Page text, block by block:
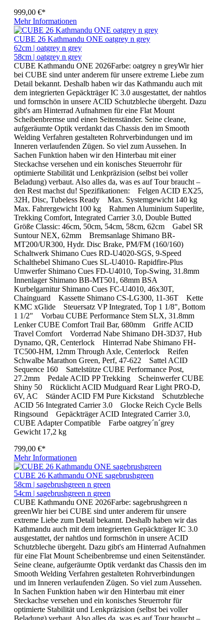
999,00 €*
Mehr Informationen
CUBE 26 Kathmandu ONE oatgrey n grey
62cm | oatgrey n grey
58cm | oatgrey n grey
CUBE Kathmandu ONE 2026Farbe: oatgrey n greyWir hier
bei CUBE sind unter anderem für unsere extreme Liebe zum
Detail bekannt. Deshalb haben wir das Kathmandu auch mit
dem integrierten Gepäckträger IC 3.0 ausgestattet, der nahtlos
und formschön in unsere ACID Schutzbleche übergeht. Dazu
gibt's am Hinterrad Aufnahmen für eine Flat Mount
Scheibenbremse und einen Seitenständer. Seine cleane,
aufgeräumte Optik verdankt das Chassis den im Smooth
Welding Verfahren gestalteten Rohrverbindungen und im
Inneren verlaufenden Zügen. So viel zum Aussehen. In
Sachen Funktion haben wir den Hinterbau mit einer
Steckachse versehen und ein konisches Steuerrohr für
optimierte Stabilität und Lenkpräzision (selbst bei voller
Beladung) verbaut. Also alles da, was es auf Tour braucht –
den Rest machst du! Spezifikationen: Felgen ACID EX25,
32H, Disc, Tubeless Ready Max. Systemgewicht 140 kg
Max. Fahrergewicht 100 kg Rahmen Aluminium Superlite,
Trekking Comfort, Integrated Carrier 3.0, Double Butted
Größe Classic: 46cm, 50cm, 54cm, 58cm, 62cm Gabel SR
Suntour NEX, 62mm Bremsanlage Shimano BR-
MT200/UR300, Hydr. Disc Brake, PM/FM (160/160)
Schaltwerk Shimano Cues RD-U4020-SGS, 9-Speed
Schalthebel Shimano Cues SL-U4010- Rapidfire-Plus
Umwerfer Shimano Cues FD-U4010, Top-Swing, 31.8mm
Innenlager Shimano BB-MT501, 68mm BSA
Kurbelgarnitur Shimano Cues FC-U4010, 46x30T,
Chainguard Kassette Shimano CS-LG300, 11-36T Kette
KMC xGlide Steuersatz VP Integrated, Top 1 1/8", Bottom
1 1/2" Vorbau CUBE Performance Stem SLX, 31.8mm
Lenker CUBE Comfort Trail Bar, 680mm Griffe ACID
Travel Comfort Vorderrad Nabe Shimano DH-3D37, Hub
Dynamo, QR, Centerlock Hinterrad Nabe Shimano FH-
TC500-HM, 12mm Through Axle, Centerlock Reifen
Schwalbe Marathon Green, Perf, 47-622 Sattel ACID
Sequence 160 Sattelstütze CUBE Performance Post,
27.2mm Pedale ACID PP Trekking Scheinwerfer CUBE
Shiny 50 Rücklicht ACID Mudguard Rear Light PRO-D,
6V, AC Ständer ACID FM Pure Kickstand Schutzbleche
ACID 56 Integrated Carrier 3.0 Glocke Reich Cycle Bells
Ringsound Gepäckträger ACID Integrated Carrier 3.0,
CUBE Adapter Compatible Farbe oatgrey´n´grey
Gewicht 17,2 kg
799,00 €*
Mehr Informationen
CUBE 26 Kathmandu ONE sagebrushgreen
58cm | sagebrushgreen n green
54cm | sagebrushgreen n green
CUBE Kathmandu ONE 2026Farbe: sagebrushgreen n
greenWir hier bei CUBE sind unter anderem für unsere
extreme Liebe zum Detail bekannt. Deshalb haben wir das
Kathmandu auch mit dem integrierten Gepäckträger IC 3.0
ausgestattet, der nahtlos und formschön in unsere ACID
Schutzbleche übergeht. Dazu gibt's am Hinterrad Aufnahmen
für eine Flat Mount Scheibenbremse und einen Seitenständer.
Seine cleane, aufgeräumte Optik verdankt das Chassis den im
Smooth Welding Verfahren gestalteten Rohrverbindungen
und im Inneren verlaufenden Zügen. So viel zum Aussehen.
In Sachen Funktion haben wir den Hinterbau mit einer
Steckachse versehen und ein konisches Steuerrohr für
optimierte Stabilität und Lenkpräzision (selbst bei voller
Beladung) verbaut. Also alles da, was es auf Tour braucht –